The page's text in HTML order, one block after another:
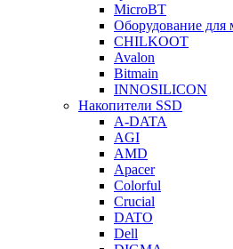
MicroBT
Оборудование для
CHILKOOT
Avalon
Bitmain
INNOSILICON
Накопители SSD
A-DATA
AGI
AMD
Apacer
Colorful
Crucial
DATO
Dell